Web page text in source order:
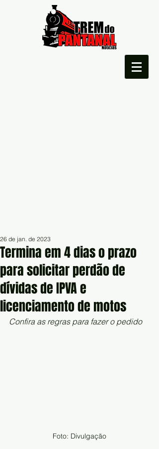
Termina em 4 dias o prazo
para solicitar perdão de
dívidas de IPVA e
licenciamento de motos
26 de jan. de 2023
Confira as regras para fazer o pedido
Foto: Divulgação